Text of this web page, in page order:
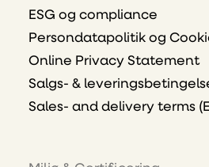
ESG og compliance
Persondatapolitik og
Online Privacy Statement
Salgs- &
Sales- and delivery terms